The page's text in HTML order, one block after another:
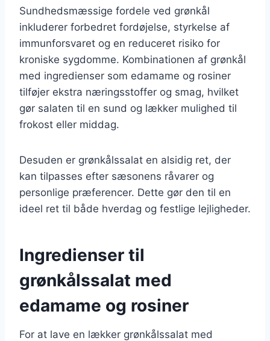
Sundhedsmæssige fordele ved grønkål
inkluderer forbedret fordøjelse, styrkelse af
immunforsvaret og en reduceret risiko for
kroniske sygdomme. Kombinationen af grønkål
med ingredienser som edamame og rosiner
tilføjer ekstra næringsstoffer og smag, hvilket
gør salaten til en sund og lækker mulighed til
frokost eller middag.
Desuden er grønkålssalat en alsidig ret, der
kan tilpasses efter sæsonens råvarer og
personlige præferencer. Dette gør den til en
ideel ret til både hverdag og festlige lejligheder.
Ingredienser til
grønkålssalat med
edamame og rosiner
For at lave en lækker grønkålssalat med